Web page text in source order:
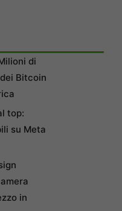
di
Bitcoin
top:
su Meta
in